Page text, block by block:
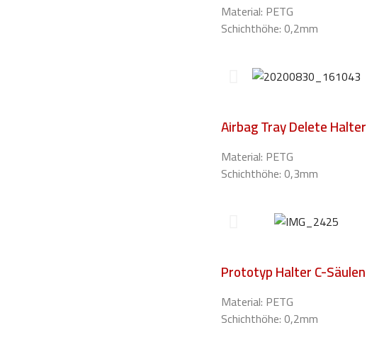
Material: PETG
Schichthöhe: 0,2mm
Airbag Tray Delete
Material: PETG
Schichthöhe: 0,3mm
Prototyp Halter C-
Material: PETG
Schichthöhe: 0,2mm